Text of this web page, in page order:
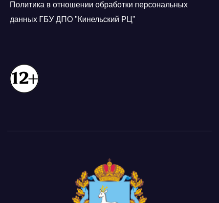
Политика в отношении обработки персональных
данных ГБУ ДПО "Кинельский РЦ"